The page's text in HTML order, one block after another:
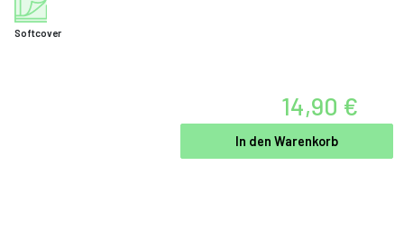
Softcover
14,90 €
In den Warenkorb